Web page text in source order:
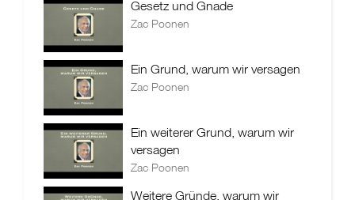
Gesetz und Gnade
Zac Poonen
Ein Grund, warum wir versagen
Zac Poonen
Ein weiterer Grund, warum wir
versagen
Zac Poonen
Weitere Gründe, warum wir